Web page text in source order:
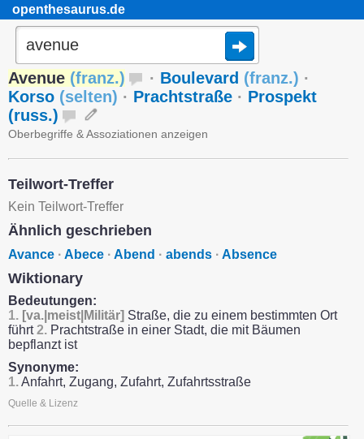
openthesaurus.de
Avenue (franz.) · Boulevard (franz.) ·
Korso (selten) · Prachtstraße · Prospekt
(russ.)
Oberbegriffe & Assoziationen anzeigen
Teilwort-Treffer
Kein Teilwort-Treffer
Ähnlich geschrieben
Avance · Abece · Abend · abends · Absence
Wiktionary
Bedeutungen:
1. [va.|meist|Militär] Straße, die zu einem bestimmten Ort
führt2. Prachtstraße in einer Stadt, die mit Bäumen
bepflanzt ist
Synonyme:
1.Anfahrt, Zugang, Zufahrt, Zufahrtsstraße
Quelle & Lizenz